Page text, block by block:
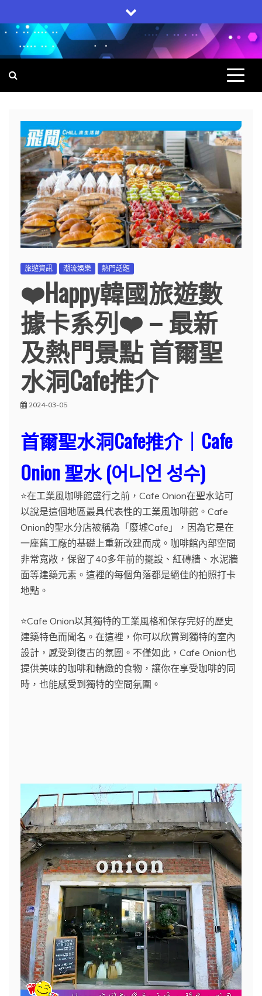
to
content
飛聞
集科技, 生活, 電子產品一身的網上雜誌
旅遊資訊 潮流娛樂 熱門話題
❤️Happy韓國旅遊數
據卡系列❤️ – 最新
及熱門景點 首爾聖
水洞Cafe推介
2024-03-05
首爾聖水洞Cafe推介｜Cafe
Onion 聖水 (어니언 성수)
⭐️在工業風咖啡館盛行之前，Cafe Onion在聖水站可
以說是這個地區最具代表性的工業風咖啡館。Cafe
Onion的聖水分店被稱為「廢墟Cafe」，因為它是在
一座舊工廠的基礎上重新改建而成。咖啡館內部空間
非常寬敞，保留了40多年前的擺設、紅磚牆、水泥牆
面等建築元素。這裡的每個角落都是絕佳的拍照打卡
地點。
⭐️Cafe Onion以其獨特的工業風格和保存完好的歷史
建築特色而聞名。在這裡，你可以欣賞到獨特的室內
設計，感受到復古的氛圍。不僅如此，Cafe Onion也
提供美味的咖啡和精緻的食物，讓你在享受咖啡的同
時，也能感受到獨特的空間氛圍。